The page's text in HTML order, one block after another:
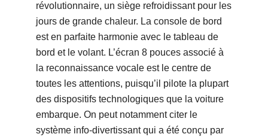
révolutionnaire, un siège refroidissant pour les
jours de grande chaleur. La console de bord
est en parfaite harmonie avec le tableau de
bord et le volant. L’écran 8 pouces associé à
la reconnaissance vocale est le centre de
toutes les attentions, puisqu’il pilote la plupart
des dispositifs technologiques que la voiture
embarque. On peut notamment citer le
système info-divertissant qui a été conçu par